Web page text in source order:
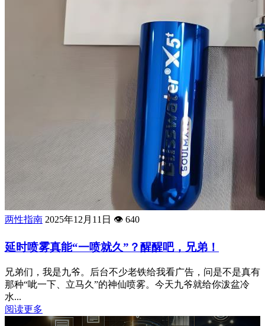
两性指南 2025年12月11日 👁️ 640
延时喷雾真能“一喷就久”？醒醒吧，兄弟！
兄弟们，我是九爷。后台不少老铁给我看广告，问是不是真有
那种“呲一下、立马久”的神仙喷雾。今天九爷就给你泼盆冷
水...
阅读更多